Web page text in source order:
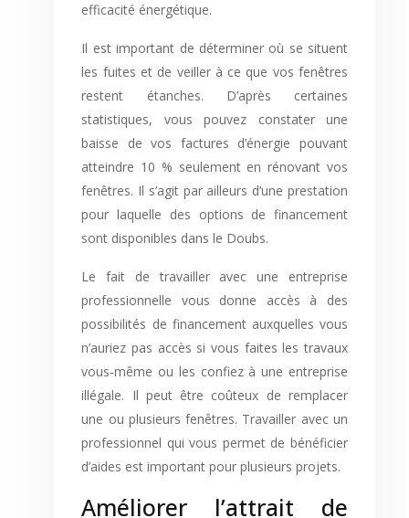
efficacité énergétique.
Il est important de déterminer où se situent
les fuites et de veiller à ce que vos fenêtres
restent étanches. D’après certaines
statistiques, vous pouvez constater une
baisse de vos factures d’énergie pouvant
atteindre 10 % seulement en rénovant vos
fenêtres. Il s’agit par ailleurs d’une prestation
pour laquelle des options de financement
sont disponibles dans le Doubs.
Le fait de travailler avec une entreprise
professionnelle vous donne accès à des
possibilités de financement auxquelles vous
n’auriez pas accès si vous faites les travaux
vous-même ou les confiez à une entreprise
illégale. Il peut être coûteux de remplacer
une ou plusieurs fenêtres. Travailler avec un
professionnel qui vous permet de bénéficier
d’aides est important pour plusieurs projets.
Améliorer l’attrait de